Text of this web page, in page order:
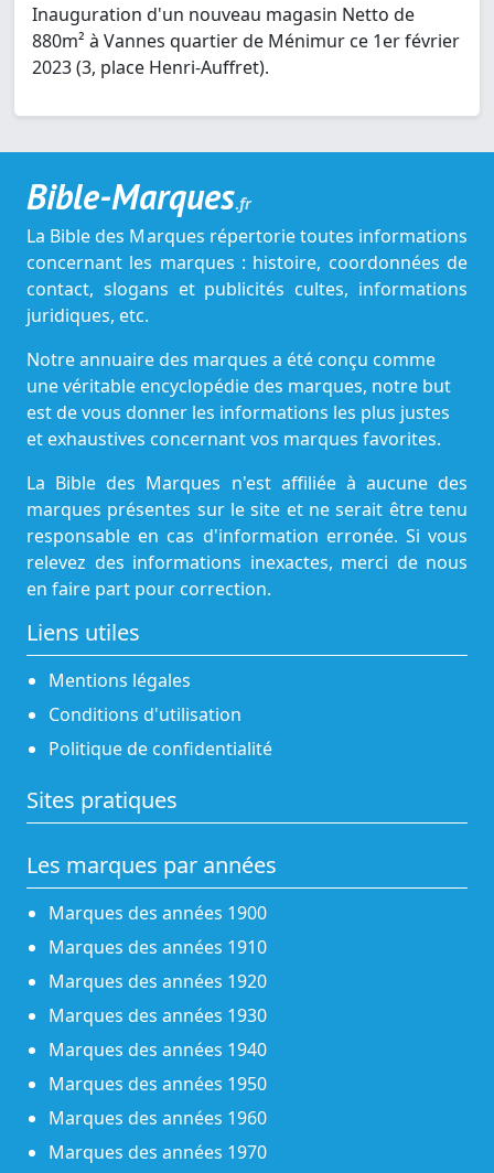
Inauguration d'un nouveau magasin Netto de
880m² à Vannes quartier de Ménimur ce 1er février
2023 (3, place Henri-Auffret).
Bible-Marques.fr
La Bible des Marques répertorie toutes informations
concernant les marques : histoire, coordonnées de
contact, slogans et publicités cultes, informations
juridiques, etc.
Notre annuaire des marques a été conçu comme
une véritable encyclopédie des marques, notre but
est de vous donner les informations les plus justes
et exhaustives concernant vos marques favorites.
La Bible des Marques n'est affiliée à aucune des
marques présentes sur le site et ne serait être tenu
responsable en cas d'information erronée. Si vous
relevez des informations inexactes, merci de nous
en faire part pour correction.
Liens utiles
Mentions légales
Conditions d'utilisation
Politique de confidentialité
Sites pratiques
Les marques par années
Marques des années 1900
Marques des années 1910
Marques des années 1920
Marques des années 1930
Marques des années 1940
Marques des années 1950
Marques des années 1960
Marques des années 1970